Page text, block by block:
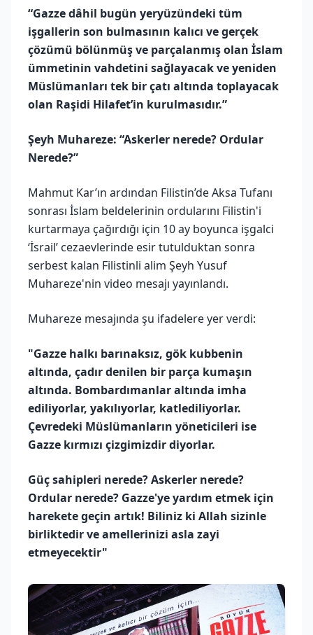
“Gazze dâhil bugün yeryüzündeki tüm
işgallerin son bulmasının kalıcı ve gerçek
çözümü bölünmüş ve parçalanmış olan İslam
ümmetinin vahdetini sağlayacak ve yeniden
Müslümanları tek bir çatı altında toplayacak
olan Raşidi Hilafet’in kurulmasıdır.”
Şeyh Muhareze: “Askerler nerede? Ordular
Nerede?”
Mahmut Kar’ın ardından Filistin’de Aksa Tufanı
sonrası İslam beldelerinin ordularını Filistin'i
kurtarmaya çağırdığı için 10 ay boyunca işgalci
‘İsrail’ cezaevlerinde esir tutulduktan sonra
serbest kalan Filistinli alim Şeyh Yusuf
Muhareze'nin video mesajı yayınlandı.
Muhareze mesajında şu ifadelere yer verdi:
"Gazze halkı barınaksız, gök kubbenin
altında, çadır denilen bir parça kumaşın
altında. Bombardımanlar altında imha
ediliyorlar, yakılıyorlar, katlediliyorlar.
Çevredeki Müslümanların yöneticileri ise
Gazze kırmızı çizgimizdir diyorlar.
Güç sahipleri nerede? Askerler nerede?
Ordular nerede? Gazze'ye yardım etmek için
harekete geçin artık! Biliniz ki Allah sizinle
birliktedir ve amellerinizi asla zayi
etmeyecektir"